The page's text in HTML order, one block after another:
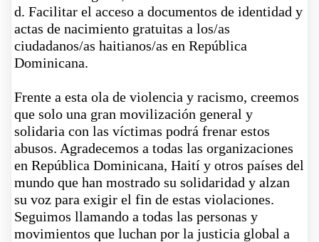
d. Facilitar el acceso a documentos de identidad y
actas de nacimiento gratuitas a los/as
ciudadanos/as haitianos/as en República
Dominicana.
Frente a esta ola de violencia y racismo, creemos
que solo una gran movilización general y
solidaria con las víctimas podrá frenar estos
abusos. Agradecemos a todas las organizaciones
en República Dominicana, Haití y otros países del
mundo que han mostrado su solidaridad y alzan
su voz para exigir el fin de estas violaciones.
Seguimos llamando a todas las personas y
movimientos que luchan por la justicia global a